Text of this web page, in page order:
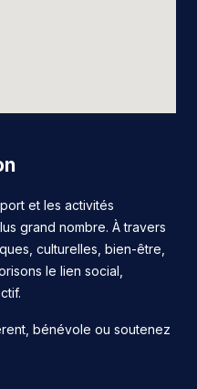
et les activités
grand nombre. À travers
culturelles, bien-être,
le lien social,
bénévole ou soutenez